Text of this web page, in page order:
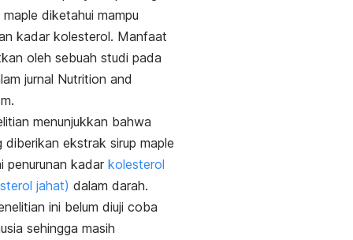
maple diketahui mampu
kadar kolesterol. Manfaat
oleh sebuah studi pada
jurnal Nutrition and
.
menunjukkan bahwa
diberikan ekstrak sirup maple
penurunan kadar kolesterol
jahat) dalam darah.
ini belum diuji coba
sehingga masih